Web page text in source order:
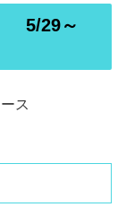
5/29～
ス